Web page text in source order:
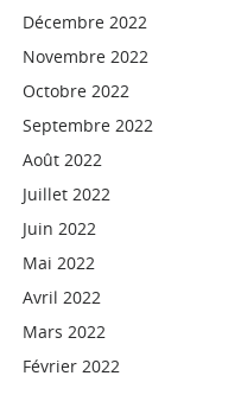
Décembre 2022
Novembre 2022
Octobre 2022
Septembre 2022
Août 2022
Juillet 2022
Juin 2022
Mai 2022
Avril 2022
Mars 2022
Février 2022